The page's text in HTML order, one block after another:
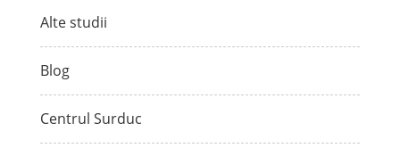
Alte studii
Blog
Centrul Surduc